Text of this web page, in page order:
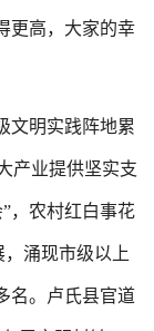
更高，大家的幸
明实践阵地累
产业提供坚实支
，农村红白事花
，涌现市级以上
名。卢氏县官道